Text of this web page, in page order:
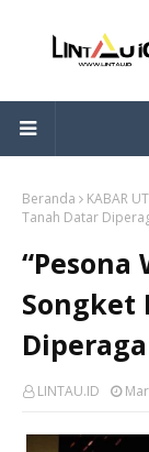
Beranda KABAR
Tanah Datar
“Pesona
Songket
LINTAU.ID